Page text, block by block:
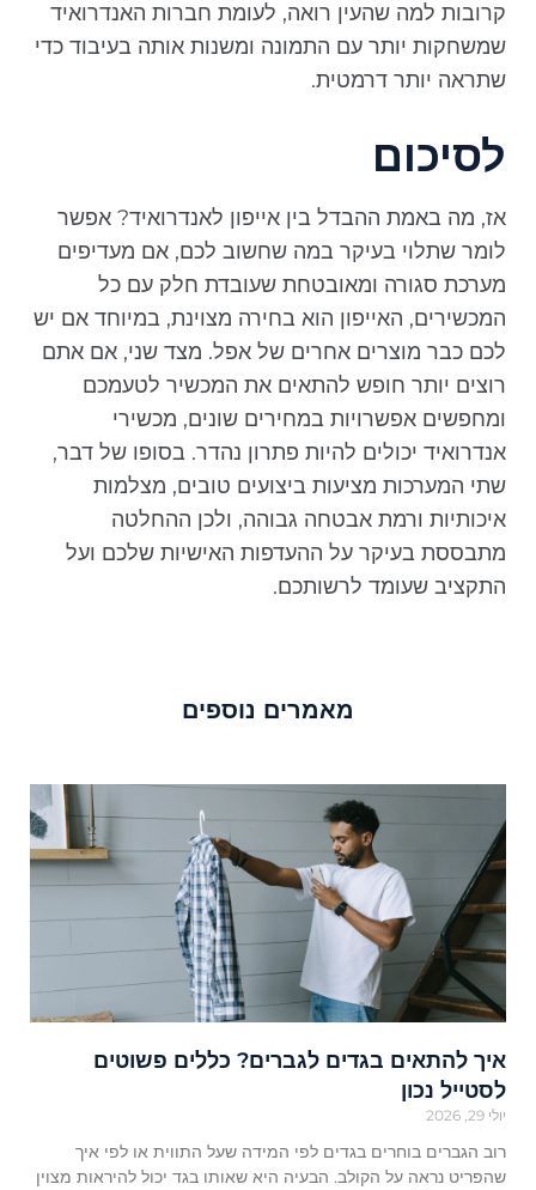
קרובות למה שהעין רואה, לעומת חברות האנדרואיד
שמשחקות יותר עם התמונה ומשנות אותה בעיבוד כדי
שתראה יותר דרמטית.
לסיכום
אז, מה באמת ההבדל בין אייפון לאנדרואיד? אפשר
לומר שתלוי בעיקר במה שחשוב לכם, אם מעדיפים
מערכת סגורה ומאובטחת שעובדת חלק עם כל
המכשירים, האייפון הוא בחירה מצוינת, במיוחד אם יש
לכם כבר מוצרים אחרים של אפל. מצד שני, אם אתם
רוצים יותר חופש להתאים את המכשיר לטעמכם
ומחפשים אפשרויות במחירים שונים, מכשירי
אנדרואיד יכולים להיות פתרון נהדר. בסופו של דבר,
שתי המערכות מציעות ביצועים טובים, מצלמות
איכותיות ורמת אבטחה גבוהה, ולכן ההחלטה
מתבססת בעיקר על ההעדפות האישיות שלכם ועל
התקציב שעומד לרשותכם.
מאמרים נוספים
איך להתאים בגדים לגברים? כללים פשוטים
לסטייל נכון
יולי 29, 2026
רוב הגברים בוחרים בגדים לפי המידה שעל התווית או לפי איך
שהפריט נראה על הקולב. הבעיה היא שאותו בגד יכול להיראות מצוין